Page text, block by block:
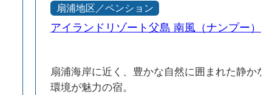
扇浦地区／ペンション
アイランドリゾート父島 南風（ナンプー）
扇浦海岸に近く、豊かな自然に囲まれた静かな
環境が魅力の宿。